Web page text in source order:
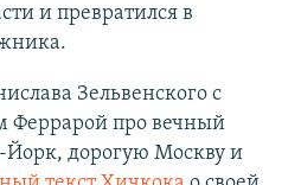
и превратился в
Зельвенского с
Феррарой про вечный
дорогую Москву и